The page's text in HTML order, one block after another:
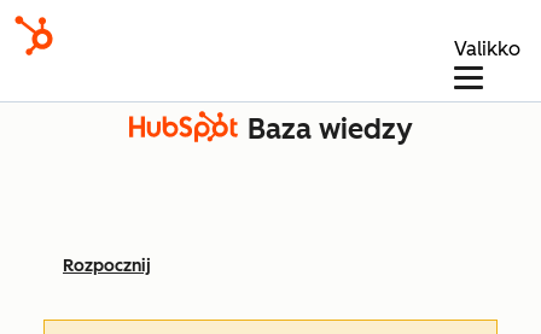
Valikko
Baza wiedzy
Rozpocznij